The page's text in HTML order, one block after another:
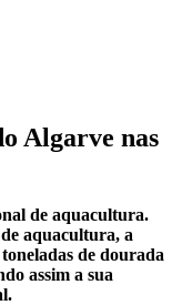
Algarve nas
de aquacultura.
aquacultura, a
de dourada
assim a sua